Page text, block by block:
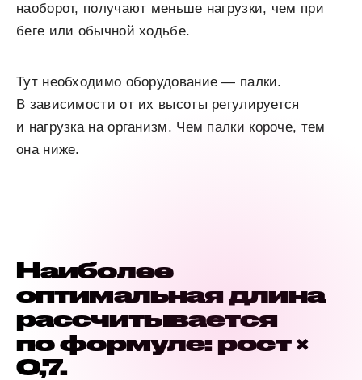
наоборот, получают меньше нагрузки, чем при
беге или обычной ходьбе.
Тут необходимо оборудование — палки.
В зависимости от их высоты регулируется
и нагрузка на организм. Чем палки короче, тем
она ниже.
Наиболее
оптимальная длина
рассчитывается
по формуле: рост×
0,7.